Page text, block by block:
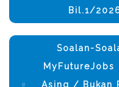
Bil.1/
Soalan-
MyFutureJobs
Asing / Bukan